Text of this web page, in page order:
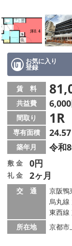
ハウスメーカー
路線·駅から探す
IT重説について
スタッフ紹介
賃貸管理の北白川
店舗情報·アクセス
会社概要
メールでお問い合
お気に入り
登録
賃 料
共益費
間取り 1R
専有面積
築年月 令和
敷 金 0円
礼 金 2ヶ月
交 通
京阪鴨
烏丸線
東西線
所在地
京都市